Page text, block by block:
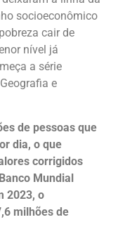
socioeconômico
cair de
nível já
a série
e
de pessoas que
dia, o que
corrigidos
Mundial
2023, o
milhões de